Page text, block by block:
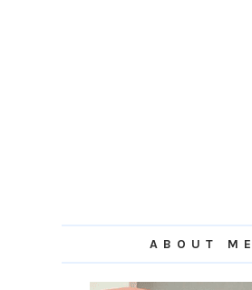
ABOUT ME